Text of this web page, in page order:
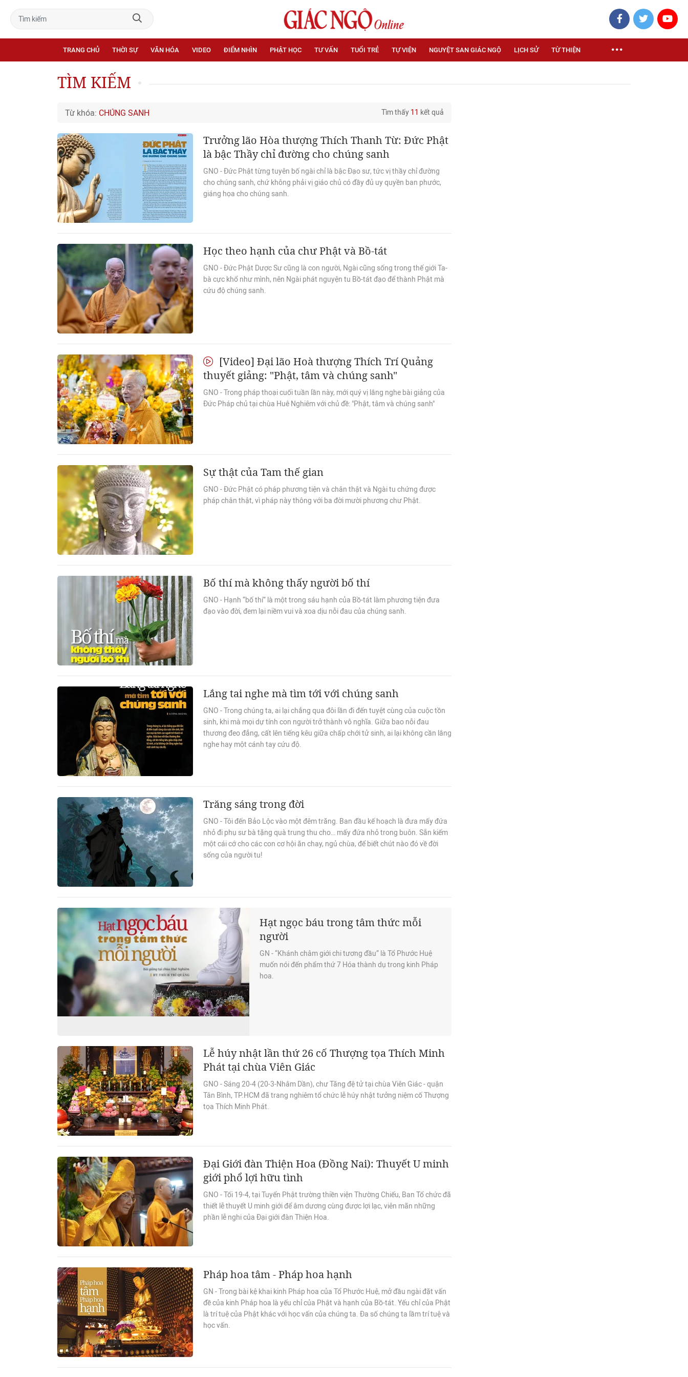
TRANG CHỦ THỜI SỰ VĂN HÓA VIDEO ĐIỂM NHÌN PHẬT HỌC TƯ VẤN TUỔI TRẺ TỰ VIỆN NGUYỆT SAN GIÁC NGỘ LỊCH SỬ TỪ THIỆN
TÌM KIẾM
Từ khóa: CHÚNG SANH Tìm thấy 11 kết quả
Trưởng lão Hòa thượng Thích Thanh Từ: Đức Phật
là bậc Thầy chỉ đường cho chúng sanh
GNO - Đức Phật từng tuyên bố ngài chỉ là bậc Đạo sư, tức vị thầy chỉ đường
cho chúng sanh, chứ không phải vị giáo chủ có đầy đủ uy quyền ban phước,
giáng họa cho chúng sanh.
Học theo hạnh của chư Phật và Bồ-tát
GNO - Đức Phật Dược Sư cũng là con người, Ngài cũng sống trong thế giới Ta-
bà cực khổ như mình, nên Ngài phát nguyện tu Bồ-tát đạo để thành Phật mà
cứu độ chúng sanh.
[Video] Đại lão Hoà thượng Thích Trí Quảng
thuyết giảng: "Phật, tâm và chúng sanh"
GNO - Trong pháp thoại cuối tuần lần này, mới quý vị lắng nghe bài giảng của
Đức Pháp chủ tại chùa Huê Nghiêm với chủ đề: "Phật, tâm và chúng sanh"
Sự thật của Tam thế gian
GNO - Đức Phật có pháp phương tiện và chân thật và Ngài tu chứng được
pháp chân thật, vì pháp này thông với ba đời mười phương chư Phật.
Bố thí mà không thấy người bố thí
GNO - Hạnh “bố thí” là một trong sáu hạnh của Bồ-tát làm phương tiện đưa
đạo vào đời, đem lại niềm vui và xoa dịu nỗi đau của chúng sanh.
Lắng tai nghe mà tìm tới với chúng sanh
GNO - Trong chúng ta, ai lại chẳng qua đôi lần đi đến tuyệt cùng của cuộc tồn
sinh, khi mà mọi dự tính con người trở thành vô nghĩa. Giữa bao nỗi đau
thương đeo đẳng, cất lên tiếng kêu giữa chấp chới tử sinh, ai lại không cần lắng
nghe hay một cánh tay cứu độ.
Trăng sáng trong đời
GNO - Tôi đến Bảo Lộc vào một đêm trăng. Ban đầu kế hoạch là đưa mấy đứa
nhỏ đi phụ sư bà tặng quà trung thu cho… mấy đứa nhỏ trong buôn. Sẵn kiếm
một cái cớ cho các con cơ hội ăn chay, ngủ chùa, để biết chút nào đó về đời
sống của người tu!
Hạt ngọc báu trong tâm thức mỗi
người
GN - “Khánh châm giới chi tương đầu” là Tổ Phước Huệ
muốn nói đến phẩm thứ 7 Hóa thành dụ trong kinh Pháp
hoa.
Lễ húy nhật lần thứ 26 cố Thượng tọa Thích Minh
Phát tại chùa Viên Giác
GNO - Sáng 20-4 (20-3-Nhâm Dần), chư Tăng đệ tử tại chùa Viên Giác - quận
Tân Bình, TP.HCM đã trang nghiêm tổ chức lễ húy nhật tưởng niệm cố Thượng
tọa Thích Minh Phát.
Đại Giới đàn Thiện Hoa (Đồng Nai): Thuyết U minh
giới phổ lợi hữu tình
GNO - Tối 19-4, tại Tuyển Phật trường thiền viện Thường Chiếu, Ban Tổ chức đã
thiết lễ thuyết U minh giới để âm dương cùng được lợi lạc, viên mãn những
phần lễ nghi của Đại giới đàn Thiện Hoa.
Pháp hoa tâm - Pháp hoa hạnh
GN - Trong bài kệ khai kinh Pháp hoa của Tổ Phước Huệ, mở đầu ngài đặt vấn
đề của kinh Pháp hoa là yếu chỉ của Phật và hạnh của Bồ-tát. Yếu chỉ của Phật
là trí tuệ của Phật khác với học vấn của chúng ta. Đa số chúng ta lầm trí tuệ và
học vấn.